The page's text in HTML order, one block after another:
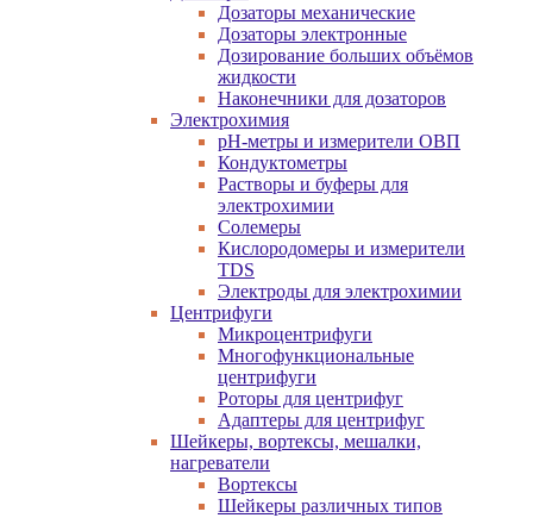
Дозаторы механические
Дозаторы электронные
Дозирование больших объёмов
жидкости
Наконечники для дозаторов
Электрохимия
pH-метры и измерители ОВП
Кондуктометры
Растворы и буферы для
электрохимии
Солемеры
Кислородомеры и измерители
TDS
Электроды для электрохимии
Центрифуги
Микроцентрифуги
Многофункциональные
центрифуги
Роторы для центрифуг
Адаптеры для центрифуг
Шейкеры, вортексы, мешалки,
нагреватели
Вортексы
Шейкеры различных типов